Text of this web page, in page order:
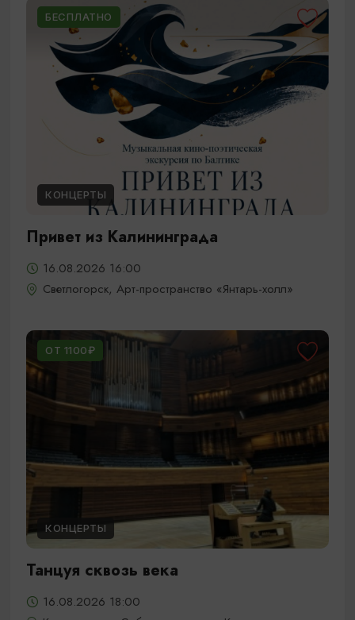
БЕСПЛАТНО
КОНЦЕРТЫ
Привет из Калининграда
16.08.2026 16:00
Светлогорск, Арт-пространство «Янтарь-холл»
ОТ 1100₽
КОНЦЕРТЫ
Танцуя сквозь века
16.08.2026 18:00